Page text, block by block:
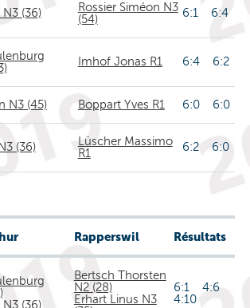
N3 (36)
Rossier Siméon N3
(54)
6:1 6:4
Imhof Jonas R1 6:4 6:2
N3 (45) Boppart Yves R1 6:0 6:0
(36)
Lüscher Massimo
R1
6:2 6:0
Rapperswil Résultats
N3 (36)
Bertsch Thorsten
N2 (28)
Erhart Linus N3
6:1 4:6
4:10